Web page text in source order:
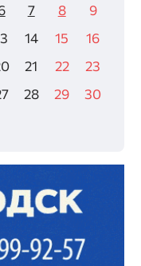
7 8
9
14 15
16
21 22
23
28 29
30